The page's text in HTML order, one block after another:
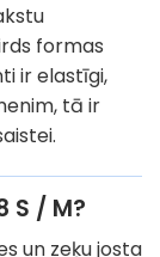
formas
ir elastīgi,
tā ir
S / M?
un zeķu josta